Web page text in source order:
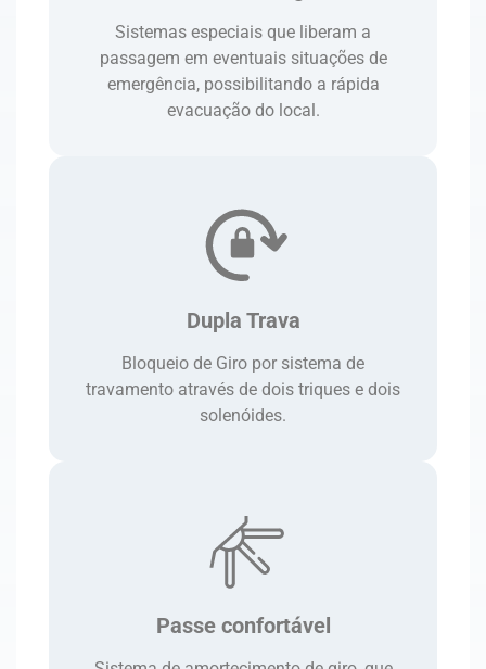
Sistemas especiais que liberam a
passagem em eventuais situações de
emergência, possibilitando a rápida
evacuação do local.
Dupla Trava
Bloqueio de Giro por sistema de
travamento através de dois triques e dois
solenóides.
Passe confortável